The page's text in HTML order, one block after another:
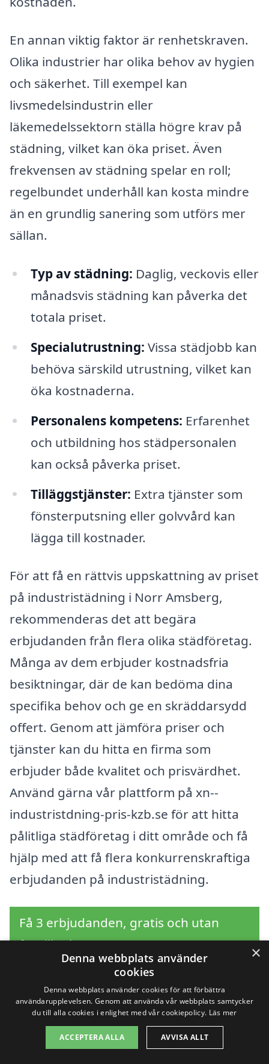
En annan viktig faktor är renhetskraven.
Olika industrier har olika behov av hygien
och säkerhet. Till exempel kan
livsmedelsindustrin eller
läkemedelssektorn ställa högre krav på
städning, vilket kan öka priset. Även
frekvensen av städning spelar en roll;
regelbundet underhåll kan kosta mindre
än en grundlig sanering som utförs mer
sällan.
Typ av städning: Daglig, veckovis eller
månadsvis städning kan påverka det
totala priset.
Specialutrustning: Vissa städjobb kan
behöva särskild utrustning, vilket kan
öka kostnaderna.
Personalens kompetens: Erfarenhet
och utbildning hos städpersonalen
kan också påverka priset.
Tilläggstjänster: Extra tjänster som
fönsterputsning eller golvvård kan
lägga till kostnader.
För att få en rättvis uppskattning av priset
på industristädning i Norr Amsberg,
rekommenderas det att begära
erbjudanden från flera olika städföretag.
Många av dem erbjuder kostnadsfria
besiktningar, där de kan bedöma dina
specifika behov och ge en skräddarsydd
offert. Genom att jämföra priser och
tjänster kan du hitta en firma som
erbjuder både kvalitet och prisvärdhet.
Använd gärna vår plattform på xn--
industristdning-pris-kzb.se för att hitta
pålitliga städföretag i ditt område och få
hjälp med att få flera konkurrenskraftiga
erbjudanden på industristädning.
Få 3 erbjudanden, gratis och utan
förpliktelser
Sök efter en
professionell för
×
Denna webbplats använder
cookies
Denna webbplats använder cookies för att förbättra
användarupplevelsen. Genom att använda vår webbplats samtycker
du till alla cookies i enlighet med vår cookiepolicy. Läs mer
ACCEPTERA ALLA AVVISA ALLT